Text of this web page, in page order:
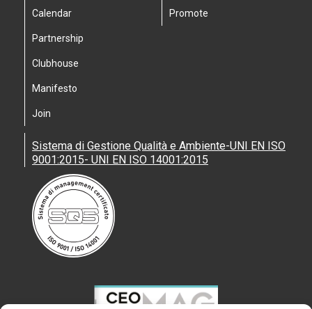
Calendar
Partnership
Clubhouse
Manifesto
Join
Promote
Sistema di Gestione Qualità e Ambiente-UNI EN ISO
9001:2015- UNI EN ISO 14001:2015